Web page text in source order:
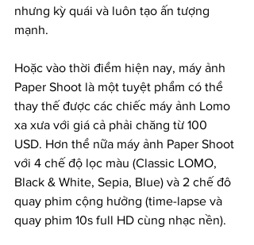
nhưng kỳ quái và luôn tạo ấn tượng
mạnh.
Hoặc vào thời điểm hiện nay, máy ảnh
Paper Shoot là một tuyệt phẩm có thể
thay thế được các chiếc máy ảnh Lomo
xa xưa với giá cả phải chăng từ 100
USD. Hơn thể nữa máy ảnh Paper Shoot
với 4 chế độ lọc màu (Classic LOMO,
Black & White, Sepia, Blue) và 2 chế đô
quay phim cộng hưởng (time-lapse và
quay phim 10s full HD cùng nhạc nền).